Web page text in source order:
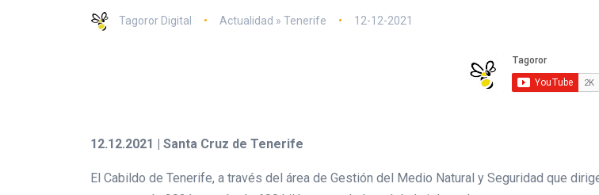
Tagoror Digital Actualidad » Tenerife 12-12-2021
12.12.2021 | Santa Cruz de Tenerife
El Cabildo de Tenerife, a través del área de Gestión del Medio Natural y Seguridad que